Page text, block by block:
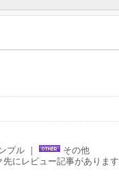
プル ｜
その他
にレビュー記事があります